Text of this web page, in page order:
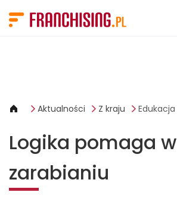
Aktualności Z kraju Edukacja
Logika pomaga w
zarabianiu